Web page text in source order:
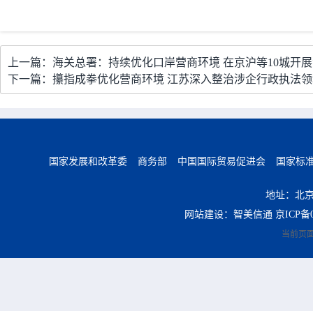
上一篇：海关总署：持续优化口岸营商环境 在京沪等10城开
下一篇：攥指成拳优化营商环境 江苏深入整治涉企行政执法
国家发展和改革委 商务部 中国国际贸易促进会 国家标
地址：北
网站建设：智美信通 京ICP备
当前页